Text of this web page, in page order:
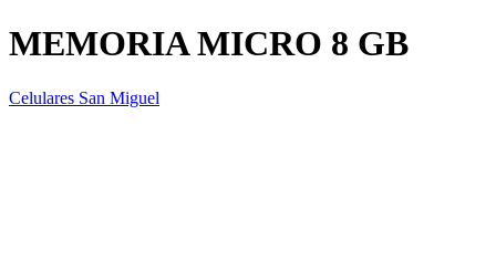
MEMORIA MICRO 8 GB
Celulares San Miguel